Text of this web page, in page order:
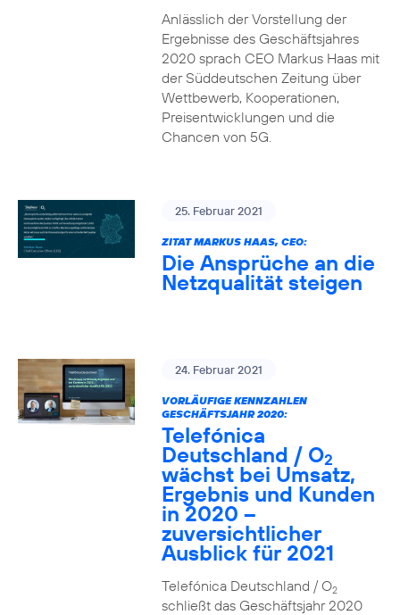
Anlässlich der Vorstellung der
Ergebnisse des Geschäftsjahres
2020 sprach CEO Markus Haas mit
der Süddeutschen Zeitung über
Wettbewerb, Kooperationen,
Preisentwicklungen und die
Chancen von 5G.
25. Februar 2021
ZITAT MARKUS HAAS, CEO:
Die Ansprüche an die
Netzqualität steigen
24. Februar 2021
VORLÄUFIGE KENNZAHLEN
GESCHÄFTSJAHR 2020:
Telefónica
Deutschland / O2
wächst bei Umsatz,
Ergebnis und Kunden
in 2020 –
zuversichtlicher
Ausblick für 2021
Telefónica Deutschland / O2
schließt das Geschäftsjahr 2020